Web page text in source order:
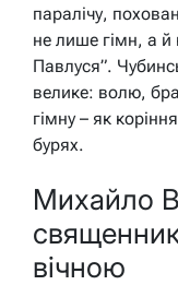
паралічу,
не лише гімн, а й
Павлуся”.
велике: волю,
гімну – як
бурях.
Михайло
вічною